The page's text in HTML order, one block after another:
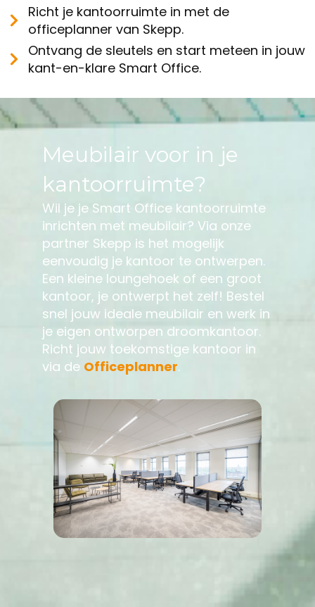
Richt je kantoorruimte in met de
officeplanner van Skepp.
Ontvang de sleutels en start meteen in jouw
kant-en-klare Smart Office.
Meubilair voor in je
kantoorruimte?
Wil je je Smart Office kantoorruimte
inrichten met meubilair? Via onze
partner Skepp is het mogelijk
eenvoudig je kantoor te ontwerpen.
Een kleine loungehoek of een groot
kantoor, je ontwerpt het zelf! Bestel
snel jouw ideale meubilair en werk in
je eigen ontworpen droomkantoor.
Richt jouw toekomstige kantoor in
via de Officeplanner.